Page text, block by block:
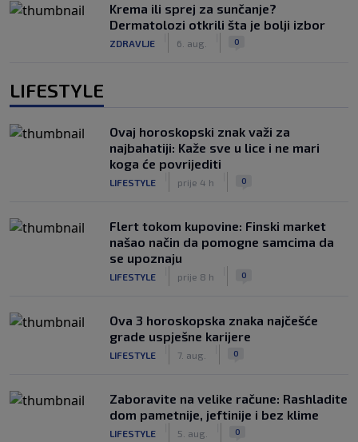
Krema ili sprej za sunčanje?
Dermatolozi otkrili šta je bolji izbor
ZDRAVLJE 6. aug. 0
LIFESTYLE
Ovaj horoskopski znak važi za
najbahatiji: Kaže sve u lice i ne mari
koga će povrijediti
LIFESTYLE prije 4 h 0
Flert tokom kupovine: Finski market
našao način da pomogne samcima da
se upoznaju
LIFESTYLE prije 8 h 0
Ova 3 horoskopska znaka najčešće
grade uspješne karijere
LIFESTYLE 7. aug. 0
Zaboravite na velike račune: Rashladite
dom pametnije, jeftinije i bez klime
LIFESTYLE 5. aug. 0